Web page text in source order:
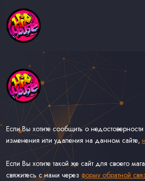
Если Вы хотите сообщить о
изменения или удаления на данном сайте,
Если Вы хотите такой же сайт для своего
свяжитесь с нами через форму обратной